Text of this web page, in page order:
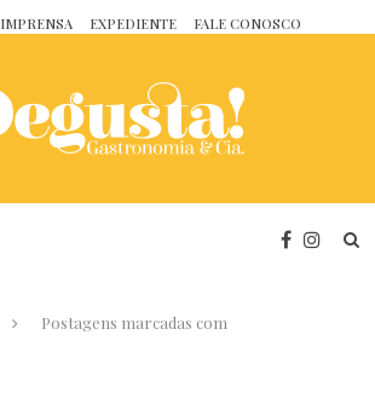
IMPRENSA EXPEDIENTE FALE CONOSCO
Postagens marcadas com